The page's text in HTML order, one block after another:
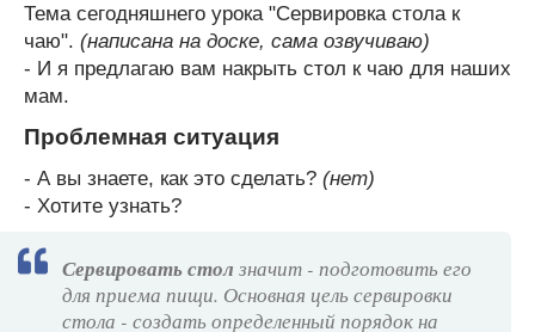
Тема сегодняшнего урока "Сервировка стола к
чаю". (написана на доске, сама озвучиваю)
- И я предлагаю вам накрыть стол к чаю для наших
мам.
Проблемная ситуация
- А вы знаете, как это сделать? (нет)
- Хотите узнать?
Сервировать стол значит - подготовить его
для приема пищи. Основная цель сервировки
стола - создать определенный порядок на